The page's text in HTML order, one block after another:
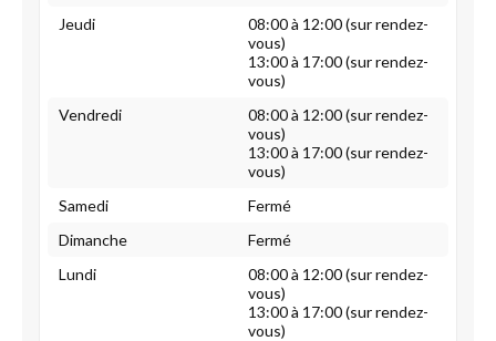
Jeudi
08:00 à 12:00 (sur rendez-
vous)
13:00 à 17:00 (sur rendez-
vous)
Vendredi
08:00 à 12:00 (sur rendez-
vous)
13:00 à 17:00 (sur rendez-
vous)
Samedi
Fermé
Dimanche
Fermé
Lundi
08:00 à 12:00 (sur rendez-
vous)
13:00 à 17:00 (sur rendez-
vous)